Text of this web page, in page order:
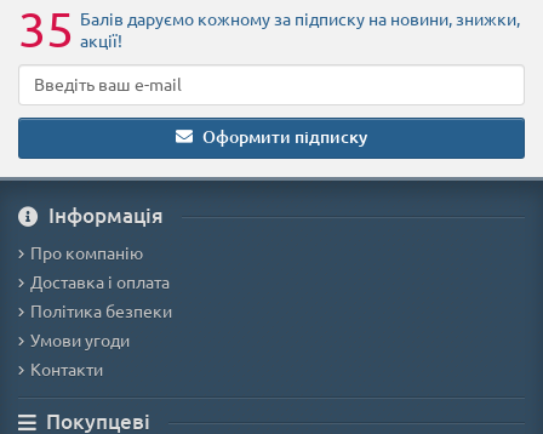
35 Балів даруємо кожному за підписку на новини, знижки,
акції!
Оформити підписку
Iнформація
Про компанію
Доставка і оплата
Політика безпеки
Умови угоди
Контакти
Покупцеві